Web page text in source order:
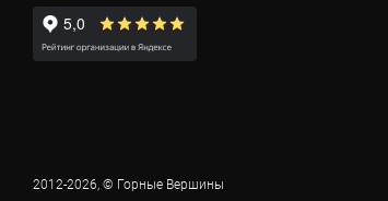
2012-2026, © Горные Вершины